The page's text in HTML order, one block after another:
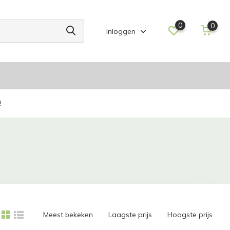
Inloggen
0 0
Meest bekeken Laagste prijs Hoogste prijs